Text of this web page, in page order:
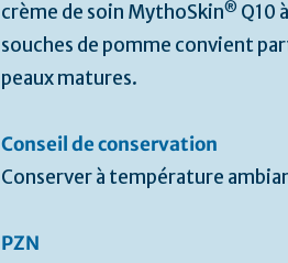
crème de soin MythoSkin® Q10
souches de pomme convient
peaux matures.
Conseil de conservation
Conserver à température
PZN